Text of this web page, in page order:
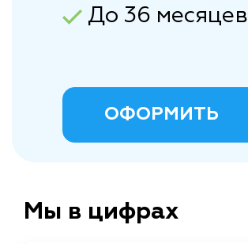
До 36 месяцев
ОФОРМИТЬ
Мы в цифрах